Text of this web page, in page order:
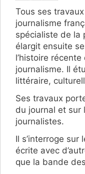
Tous ses
journalisme
spécialiste de la
élargit ensuite
l’histoire
journalisme. Il
littéraire,
Ses travaux
du journal et sur
journalistes.
Il s’interroge sur
écrite avec
que la bande